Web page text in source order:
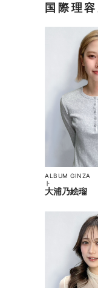
国際理
大浦乃絵瑠
ALBUM GINZA
ト